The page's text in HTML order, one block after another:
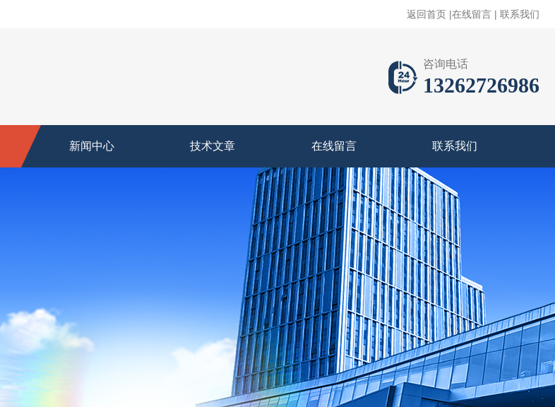
返回首页 |在线留言 | 联系我们
咨询电话
13262726986
新闻中心 技术文章 在线留言 联系我们